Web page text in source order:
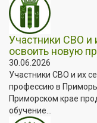
Участники СВО и
освоить новую
30.06.2026
Участники СВО и их
профессию в
Приморском крае
обучение...